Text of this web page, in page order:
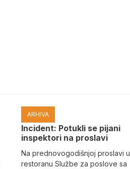
ARHIVA
Incident: Potukli se pijani
inspektori na proslavi
Na prednovogodišnjoj proslavi u
restoranu Službe za poslove sa